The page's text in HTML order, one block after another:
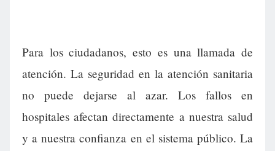
Para los ciudadanos, esto es una llamada de
atención. La seguridad en la atención sanitaria
no puede dejarse al azar. Los fallos en
hospitales afectan directamente a nuestra salud
y a nuestra confianza en el sistema público. La